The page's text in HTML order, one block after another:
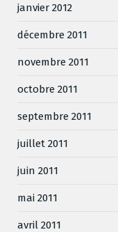
janvier 2012
décembre 2011
novembre 2011
octobre 2011
septembre 2011
juillet 2011
juin 2011
mai 2011
avril 2011